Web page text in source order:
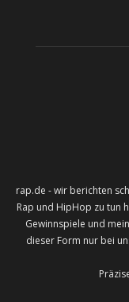
rap.de - wir berichten
Rap und HipHop zu tun
Gewinnspiele und
dieser Form nur bei